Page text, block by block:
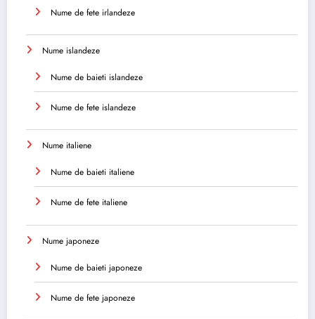
Nume de fete irlandeze
Nume islandeze
Nume de baieti islandeze
Nume de fete islandeze
Nume italiene
Nume de baieti italiene
Nume de fete italiene
Nume japoneze
Nume de baieti japoneze
Nume de fete japoneze